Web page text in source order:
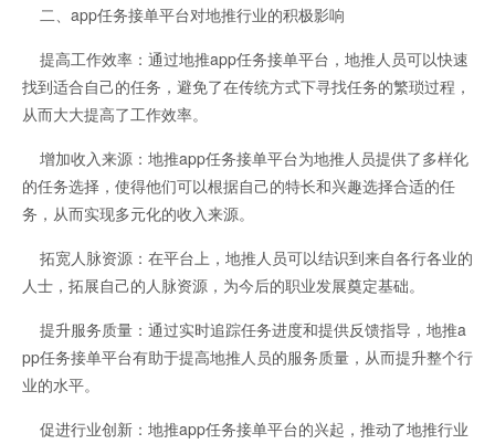
二、app任务接单平台对地推行业的积极影响
提高工作效率：通过地推app任务接单平台，地推人员可以快速
找到适合自己的任务，避免了在传统方式下寻找任务的繁琐过程，
从而大大提高了工作效率。
增加收入来源：地推app任务接单平台为地推人员提供了多样化
的任务选择，使得他们可以根据自己的特长和兴趣选择合适的任
务，从而实现多元化的收入来源。
拓宽人脉资源：在平台上，地推人员可以结识到来自各行各业的
人士，拓展自己的人脉资源，为今后的职业发展奠定基础。
提升服务质量：通过实时追踪任务进度和提供反馈指导，地推a
pp任务接单平台有助于提高地推人员的服务质量，从而提升整个行
业的水平。
促进行业创新：地推app任务接单平台的兴起，推动了地推行业